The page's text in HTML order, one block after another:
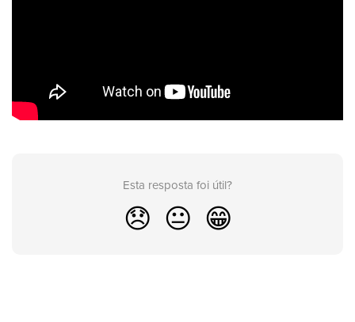
Esta resposta foi útil?
😞 😐 😁